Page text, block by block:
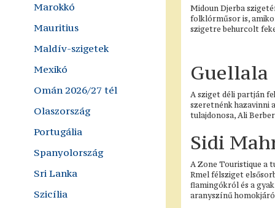
Marokkó
Mauritius
Maldív-szigetek
Mexikó
Omán 2026/27 tél
Olaszország
Portugália
Spanyolország
Sri Lanka
Szicília
Midoun Djerba
folklórműsor is,
szigetre behurcolt
Guellala
A sziget déli partján
szeretnénk hazavinni
tulajdonosa, Ali
Sidi
A Zone Touristique a
Rmel félsziget
flamingókról és a
aranyszínű